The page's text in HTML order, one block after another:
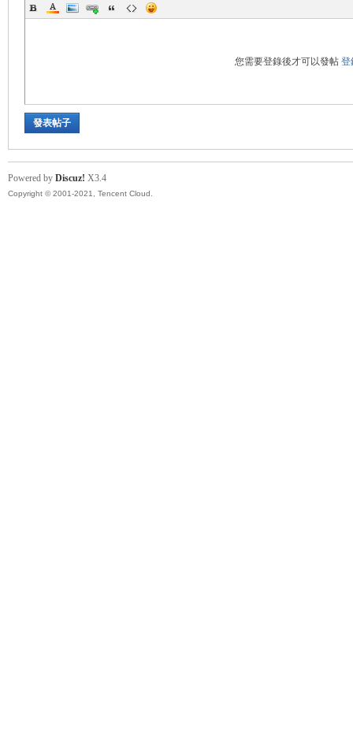
您需要登錄後才可以發帖 登
發表帖子
Powered by Discuz! X3.4
Copyright © 2001-2021, Tencent Cloud.